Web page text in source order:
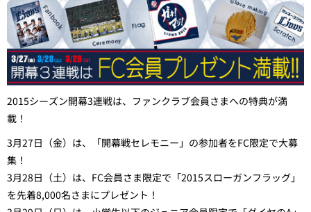
2015シーズン開幕3連戦は、ファンクラブ会員さまへの特典が満
載！
3月27日（金）は、「開幕戦セレモニー」の参加者をFC限定で大募
集！
3月28日（土）は、FC会員さま限定で「2015スローガンフラッグ」
を先着8,000名さまにプレゼント！